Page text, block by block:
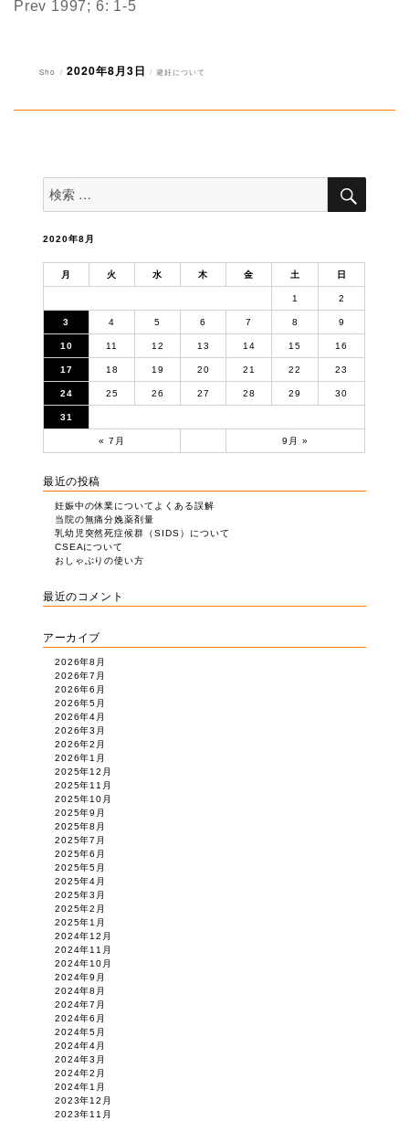
Prev 1997; 6: 1-5
投
Sho
投
2020年8月3日
カ
避妊について
索
対
検
2020年8月
月 火 水 木 金 土 日
« 7月 9月 »
1 2
3 4 5 6 7 8 9
10 11 12 13 14 15 16
17 18 19 20 21 22 23
24 25 26 27 28 29 30
31
最近の投稿
妊娠中の休業についてよくある誤解
当院の無痛分娩薬剤量
乳幼児突然死症候群（SIDS）について
CSEAについて
おしゃぶりの使い方
最近のコメント
アーカイブ
2026年8月
2026年7月
2026年6月
2026年5月
2026年4月
2026年3月
2026年2月
2026年1月
2025年12月
2025年11月
2025年10月
2025年9月
2025年8月
2025年7月
2025年6月
2025年5月
2025年4月
2025年3月
2025年2月
2025年1月
2024年12月
2024年11月
2024年10月
2024年9月
2024年8月
2024年7月
2024年6月
2024年5月
2024年4月
2024年3月
2024年2月
2024年1月
2023年12月
2023年11月